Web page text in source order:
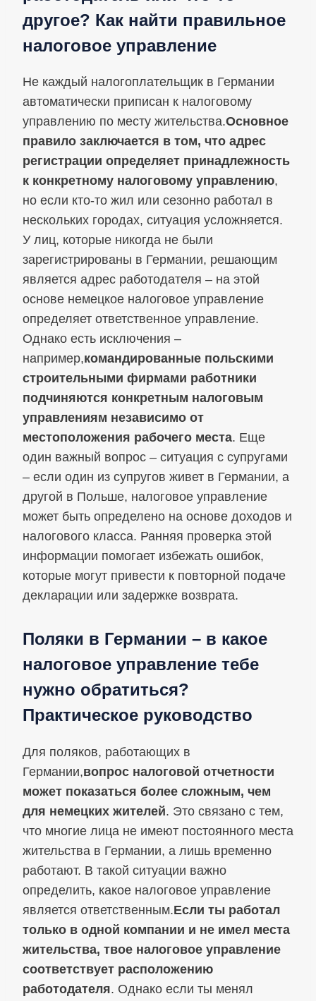
другое? Как найти правильное
налоговое управление
Не каждый налогоплательщик в Германии
автоматически приписан к налоговому
управлению по месту жительства.Основное
правило заключается в том, что адрес
регистрации определяет принадлежность
к конкретному налоговому управлению,
но если кто-то жил или сезонно работал в
нескольких городах, ситуация усложняется.
У лиц, которые никогда не были
зарегистрированы в Германии, решающим
является адрес работодателя – на этой
основе немецкое налоговое управление
определяет ответственное управление.
Однако есть исключения –
например,командированные польскими
строительными фирмами работники
подчиняются конкретным налоговым
управлениям независимо от
местоположения рабочего места. Еще
один важный вопрос – ситуация с супругами
– если один из супругов живет в Германии, а
другой в Польше, налоговое управление
может быть определено на основе доходов и
налогового класса. Ранняя проверка этой
информации помогает избежать ошибок,
которые могут привести к повторной подаче
декларации или задержке возврата.
Поляки в Германии – в какое
налоговое управление тебе
нужно обратиться?
Практическое руководство
Для поляков, работающих в
Германии,вопрос налоговой отчетности
может показаться более сложным, чем
для немецких жителей. Это связано с тем,
что многие лица не имеют постоянного места
жительства в Германии, а лишь временно
работают. В такой ситуации важно
определить, какое налоговое управление
является ответственным.Если ты работал
только в одной компании и не имел места
жительства, твое налоговое управление
соответствует расположению
работодателя. Однако если ты менял